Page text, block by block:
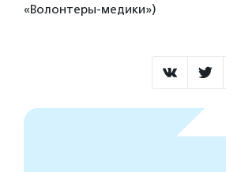
«Волонтеры-медики»)